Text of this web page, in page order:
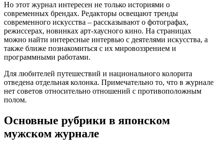
Но этот журнал интересен не только историями о
современных брендах. Редакторы освещают тренды
современного искусства – рассказывают о фотографах,
режиссерах, новинках арт-хаусного кино. На страницах
можно найти интересные интервью с деятелями искусства, а
также ближе познакомиться с их мировоззрением и
программными работами.
Для любителей путешествий и национального колорита
отведена отдельная колонка. Примечательно то, что в журнале
нет советов относительно отношений с противоположным
полом.
Основные рубрики в японском
мужском журнале